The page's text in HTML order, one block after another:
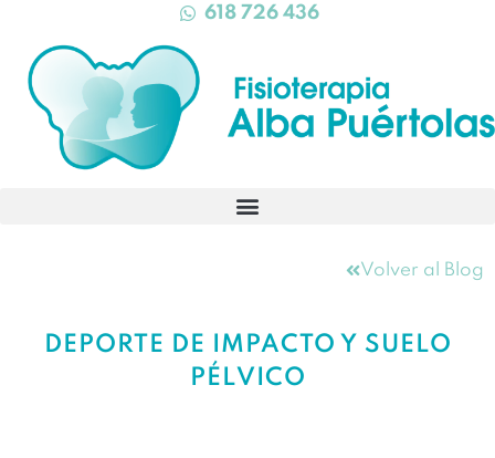
618 726 436
Volver al Blog
DEPORTE DE IMPACTO Y SUELO
PÉLVICO